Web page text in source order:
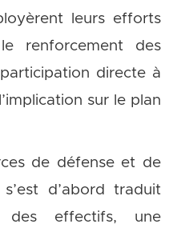
leurs efforts
renforcement des
directe à
sur le plan
de défense et de
d’abord traduit
des effectifs, une